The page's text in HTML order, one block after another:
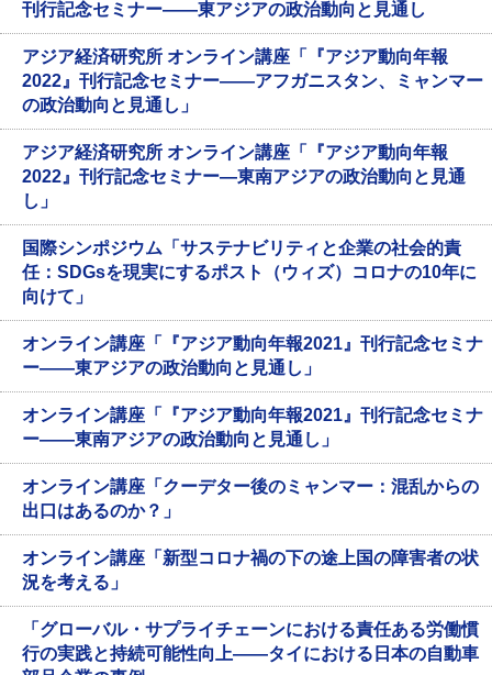
刊行記念セミナー――東アジアの政治動向と見通し
アジア経済研究所 オンライン講座「『アジア動向年報
2022』刊行記念セミナー――アフガニスタン、ミャンマー
の政治動向と見通し」
アジア経済研究所 オンライン講座「『アジア動向年報
2022』刊行記念セミナー―東南アジアの政治動向と見通
し」
国際シンポジウム「サステナビリティと企業の社会的責
任：SDGsを現実にするポスト（ウィズ）コロナの10年に
向けて」
オンライン講座「『アジア動向年報2021』刊行記念セミナ
ー――東アジアの政治動向と見通し」
オンライン講座「『アジア動向年報2021』刊行記念セミナ
ー――東南アジアの政治動向と見通し」
オンライン講座「クーデター後のミャンマー：混乱からの
出口はあるのか？」
オンライン講座「新型コロナ禍の下の途上国の障害者の状
況を考える」
「グローバル・サプライチェーンにおける責任ある労働慣
行の実践と持続可能性向上――タイにおける日本の自動車